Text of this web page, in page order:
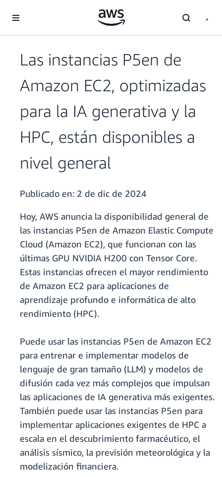
Las instancias P5en de
Amazon EC2, optimizadas
para la IA generativa y la
HPC, están disponibles a
nivel general
Publicado en: 2 de dic de 2024
Hoy, AWS anuncia la disponibilidad general de
las instancias P5en de Amazon Elastic Compute
Cloud (Amazon EC2), que funcionan con las
últimas GPU NVIDIA H200 con Tensor Core.
Estas instancias ofrecen el mayor rendimiento
de Amazon EC2 para aplicaciones de
aprendizaje profundo e informática de alto
rendimiento (HPC).
Puede usar las instancias P5en de Amazon EC2
para entrenar e implementar modelos de
lenguaje de gran tamaño (LLM) y modelos de
difusión cada vez más complejos que impulsan
las aplicaciones de IA generativa más exigentes.
También puede usar las instancias P5en para
implementar aplicaciones exigentes de HPC a
escala en el descubrimiento farmacéutico, el
análisis sísmico, la previsión meteorológica y la
modelización financiera.